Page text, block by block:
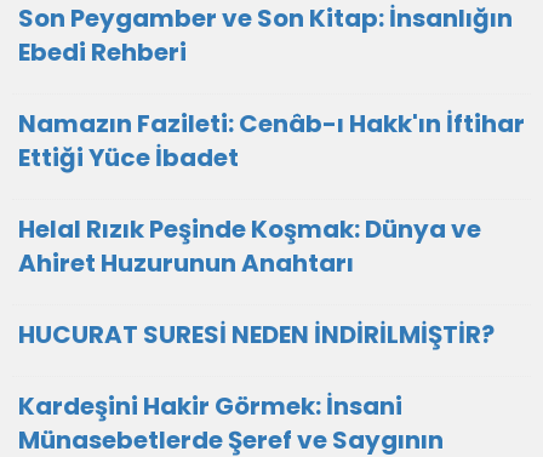
Son Peygamber ve Son Kitap: İnsanlığın
Ebedi Rehberi
Namazın Fazileti: Cenâb-ı Hakk'ın İftihar
Ettiği Yüce İbadet
Helal Rızık Peşinde Koşmak: Dünya ve
Ahiret Huzurunun Anahtarı
HUCURAT SURESİ NEDEN İNDİRİLMİŞTİR?
Kardeşini Hakir Görmek: İnsani
Münasebetlerde Şeref ve Saygının